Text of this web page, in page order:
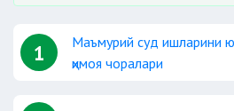
1
Маъмурий суд ишларини
ҳимоя чоралари